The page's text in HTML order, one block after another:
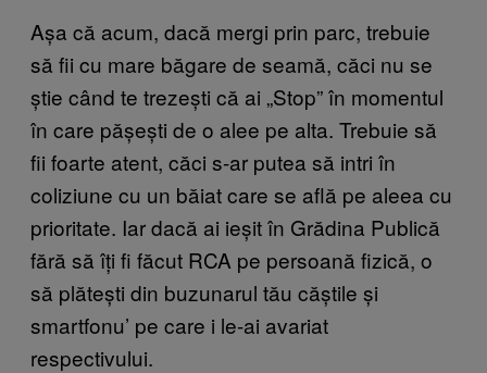
Așa că acum, dacă mergi prin parc, trebuie
să fii cu mare băgare de seamă, căci nu se
știe când te trezești că ai „Stop” în momentul
în care pășești de o alee pe alta. Trebuie să
fii foarte atent, căci s-ar putea să intri în
coliziune cu un băiat care se află pe aleea cu
prioritate. Iar dacă ai ieșit în Grădina Publică
fără să îți fi făcut RCA pe persoană fizică, o
să plătești din buzunarul tău căștile și
smartfonu’ pe care i le-ai avariat
respectivului.